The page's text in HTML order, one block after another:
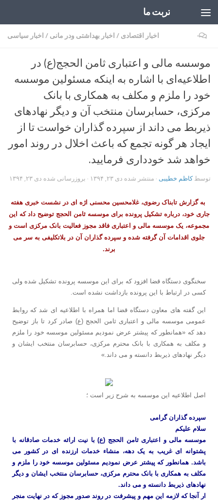
تربت ما
اخبار اقتصادی / اخبار بهداشتی ودر مانی / اخبار سیاسی ۰
موسسه مالی و اعتباری ثامن الحجج(ع) در
اطلاعیه‌ای با اشاره به اینکه مسئولین موسسه
خود را ملزم و مکلف به همکاری با بانک
مرکزی، حسابرسان منتخب آن و دیگر نهادهای
ذیربط می داند از سپرده گذاران خواست تا از
ایجاد هر گونه تجمع که باعث اخلال در روند امور
خواهد شد خودداری فرمایید.
توسطکاظم خطیبی · منتشر شده دی ۲۳, ۱۳۹۴ · بروزرسانی شده دی ۲۳, ۱۳۹۴
به گزارش تابناک رضوی، غلامحسین محسنی اژه ای در نشست خبری هفته
جاری خود، درباره تشکیل پرونده برای موسسه ثامن الحجج توضیح داد که این
مجموعه، یک موسسه مالی و اعتباری فاقد مجوز فعالیت بانک مرکزی است و
جلوی اقدامات آن گرفته شده و سپرده گذاران آن در بلاتکلیفی به سر می
برند.
سخنگوی دستگاه قضا افزود که برای این موسسه پرونده تشکیل شده ولی
کسی در ارتباط با این پرونده بازداشت نشده است.
این گفته های معاون دستگاه قضا اما همراه با اطلاعیه ای شد که روابط
عمومی موسسه مالی و اعتباری ثامن الحجج (ع) صادر کرد تا باز توضیح
دهد که «همانطور که پیشتر عرض نمودیم مسئولین موسسه خود را ملزم
و مکلف به همکاری با بانک محترم مرکزی، حسابرسان منتخب ایشان و
دیگر نهادهای ذیربط دانسته و می داند.»
اصل اطلاعیه این موسسه به شرح زیر است ؛
سپرده گذاران گرامی
سلام علیکم
موسسه مالی و اعتباری ثامن الحجج (ع) با نیت ارائه خدمات صادقانه با
پشتوانه ای غریب به یک دهه، منشاء خدمات ارزنده ای در کشور می
باشد. همانطور که پیشتر عرض نمودیم مسئولین موسسه خود را ملزم و
مکلف به همکاری با بانک محترم مرکزی، حسابرسان منتخب ایشان و دیگر
نهادهای ذیربط دانسته و می داند.
ار آنجا که لازمه این مهم و پیشرفت در روند صدور مجوز که در نهایت منجر